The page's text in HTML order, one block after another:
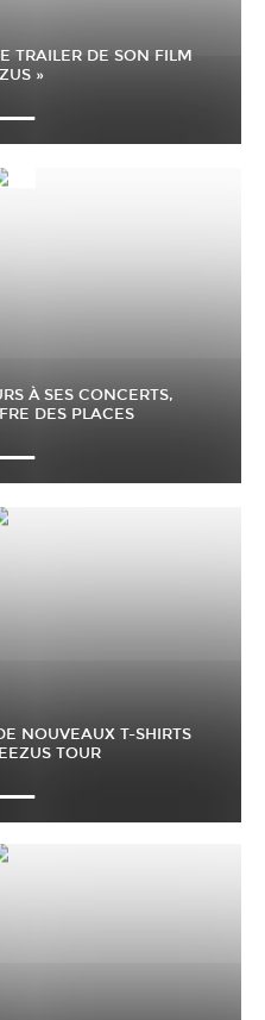
TRAILER DE SON FILM
»
À SES CONCERTS,
DES PLACES
NOUVEAUX T-SHIRTS
TOUR